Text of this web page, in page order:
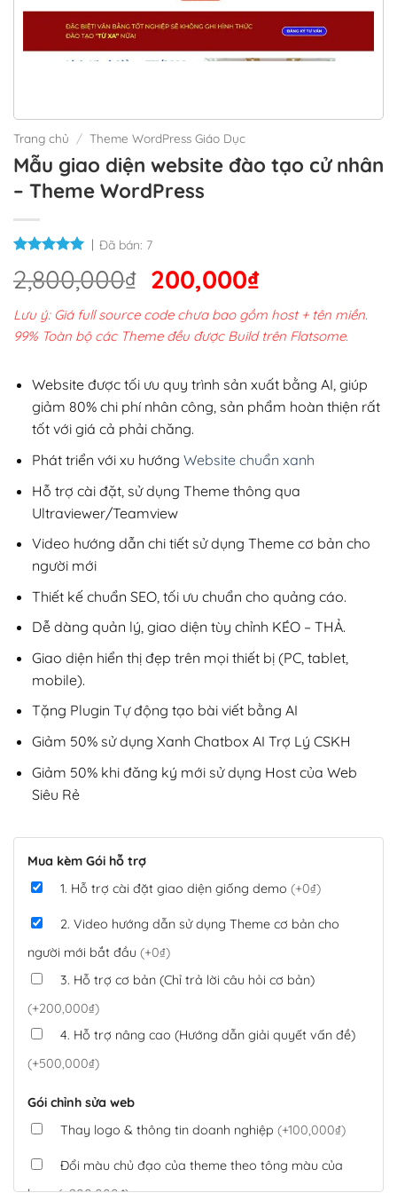
Trang chủ / Theme WordPress Giáo Dục
Mẫu giao diện website đào tạo cử nhân
– Theme WordPress
Đã bán: 7
2,800,000₫ Giá
gốc
là:
2,800,000₫.
200,000₫Giá
hiện
tại
200,000₫.
Lưu ý: Giá full source code chưa bao gồm host + tên miền.
99% Toàn bộ các Theme đều được Build trên Flatsome.
Website được tối ưu quy trình sản xuất bằng AI, giúp
giảm 80% chi phí nhân công, sản phẩm hoàn thiện rất
tốt với giá cả phải chăng.
Phát triển với xu hướng Website chuẩn xanh
Hỗ trợ cài đặt, sử dụng Theme thông qua
Ultraviewer/Teamview
Video hướng dẫn chi tiết sử dụng Theme cơ bản cho
người mới
Thiết kế chuẩn SEO, tối ưu chuẩn cho quảng cáo.
Dễ dàng quản lý, giao diện tùy chỉnh KÉO – THẢ.
Giao diện hiển thị đẹp trên mọi thiết bị (PC, tablet,
mobile).
Tặng Plugin Tự động tạo bài viết bằng AI
Giảm 50% sử dụng Xanh Chatbox AI Trợ Lý CSKH
Giảm 50% khi đăng ký mới sử dụng Host của Web
Siêu Rẻ
Mua kèm Gói hỗ trợ
1. Hỗ trợ cài đặt giao diện giống demo (+0₫)
2. Video hướng dẫn sử dụng Theme cơ bản cho
người mới bắt đầu (+0₫)
3. Hỗ trợ cơ bản (Chỉ trả lời câu hỏi cơ bản)
(+200,000₫)
4. Hỗ trợ nâng cao (Hướng dẫn giải quyết vấn đề)
(+500,000₫)
Gói chỉnh sửa web
Thay logo & thông tin doanh nghiệp (+100,000₫)
Đổi màu chủ đạo của theme theo tông màu của